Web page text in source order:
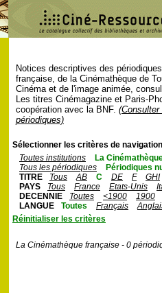
Notices descriptives des
française, de la Cinémathèque de
Cinéma et de l'image animée,
Les titres Cinémagazine et Paris-
coopération avec la BNF.
périodiques)
Sélectionner les critères de
Toutes institutions
La
Tous les périodiques
Périodiques
TITRE
Tous AB C DE F
GHI
PAYS
Tous France Etats-Unis
DECENNIE
Toutes <1900
1900
LANGUE
Toutes Français
Réinitialiser les critères
La Cinémathèque française - 0